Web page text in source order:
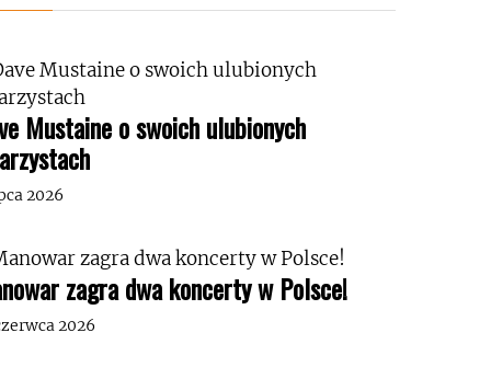
Mustaine o swoich ulubionych
2026
zagra dwa koncerty w Polsce!
2026